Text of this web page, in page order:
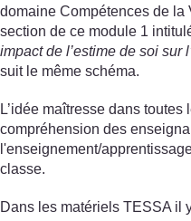
domaine Compétences de
section de ce module 1
impact de l’estime de soi sur
suit le même schéma.
L’idée maîtresse dans
compréhension des
l'enseignement/
classe.
Dans les matériels TESSA il